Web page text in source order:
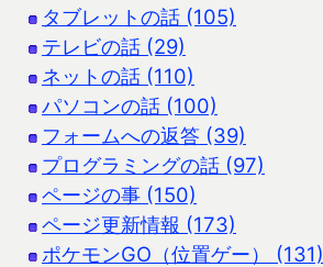
タブレットの話 (105)
テレビの話 (29)
ネットの話 (110)
パソコンの話 (100)
フォームへの返答 (39)
プログラミングの話 (97)
ページの事 (150)
ページ更新情報 (173)
ポケモンGO（位置ゲー） (131)